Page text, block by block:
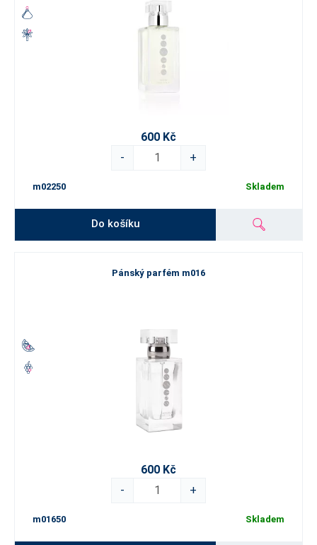
600 Kč
-
+
m02250 Skladem
Do košíku
Pánský parfém m016
600 Kč
-
+
m01650 Skladem